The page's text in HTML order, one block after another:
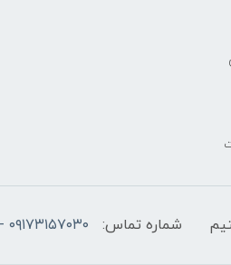
شماره تماس: ۰۹۱۷۳۱۵۷۰۳۰ - 09129312300 - 07137742255